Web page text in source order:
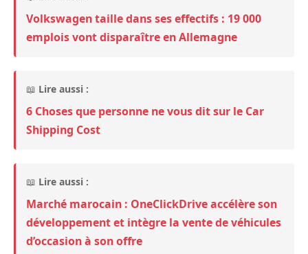
Volkswagen taille dans ses effectifs : 19 000
emplois vont disparaître en Allemagne
📖 Lire aussi :
6 Choses que personne ne vous dit sur le Car
Shipping Cost
📖 Lire aussi :
Marché marocain : OneClickDrive accélère son
développement et intègre la vente de véhicules
d’occasion à son offre